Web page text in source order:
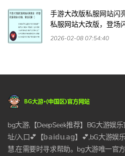
手游大改版私服网站闪
私服网站大改版，登场
2026-02-08 07:54:40
bg大游,【DeepSeek推荐】BG大游娱
址/入口💕【𝕓𝕒𝕚𝕕𝕦.𝕒𝕘】💕,bG大游娱
慧,在需要时寻求帮助。bg大游唯一官